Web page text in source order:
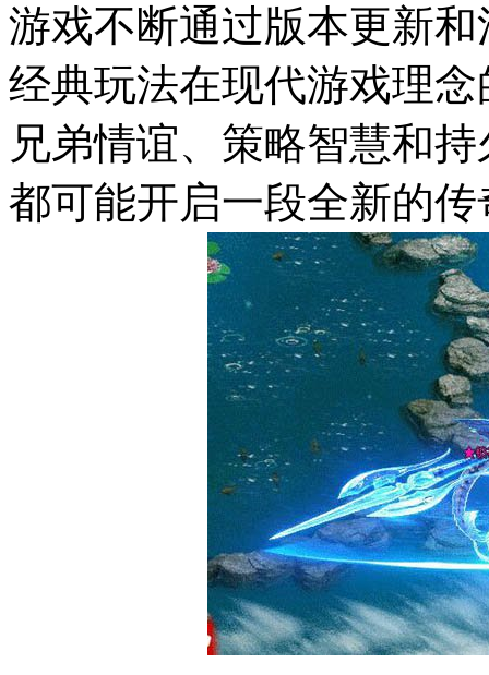
游戏不断通过版本更新
经典玩法在现代游戏理
兄弟情谊、策略智慧和
都可能开启一段全新的